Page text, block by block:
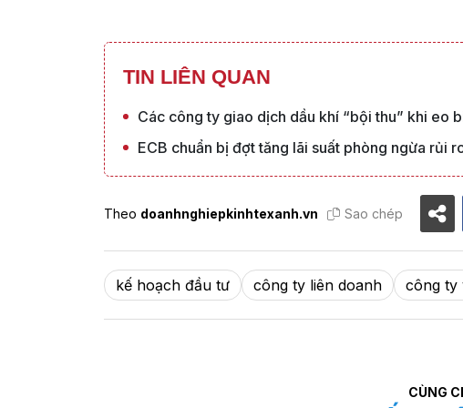
TIN LIÊN QUAN
Các công ty giao dịch dầu khí “bội thu” khi eo
ECB chuẩn bị đợt tăng lãi suất phòng ngừa rủi
Theo doanhnghiepkinhtexanh.vn Sao chép
kế hoạch đầu tư công ty liên doanh công ty
CÙNG